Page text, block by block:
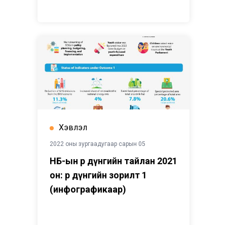
Хэвлэл
2022 оны зургаадугаар сарын 05
НҮБ-ын Үр дүнгийн тайлан 2021
он: Үр дүнгийн зорилт 1
(инфографикаар)